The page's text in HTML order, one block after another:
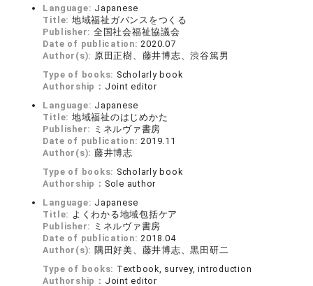
Language: Japanese
Title: 地域福祉ガバンスをつくる
Publisher: 全国社会福祉協議会
Date of publication:2020.07
Author(s): 原田正樹、藤井博志、渋谷篤男
Type of books: Scholarly book
Authorship： Joint editor
Language: Japanese
Title: 地域福祉のはじめかた
Publisher: ミネルヴァ書房
Date of publication:2019.11
Author(s): 藤井博志
Type of books: Scholarly book
Authorship： Sole author
Language: Japanese
Title: よくわかる地域包括ケア
Publisher: ミネルヴァ書房
Date of publication:2018.04
Author(s): 隅田好美、藤井博志、黒田研二
Type of books: Textbook, survey, introduction
Authorship： Joint editor